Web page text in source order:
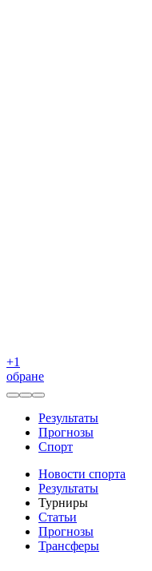
+1
обране
Результаты
Прогнозы
Спорт
Новости спорта
Результаты
Турниры
Статьи
Прогнозы
Трансферы